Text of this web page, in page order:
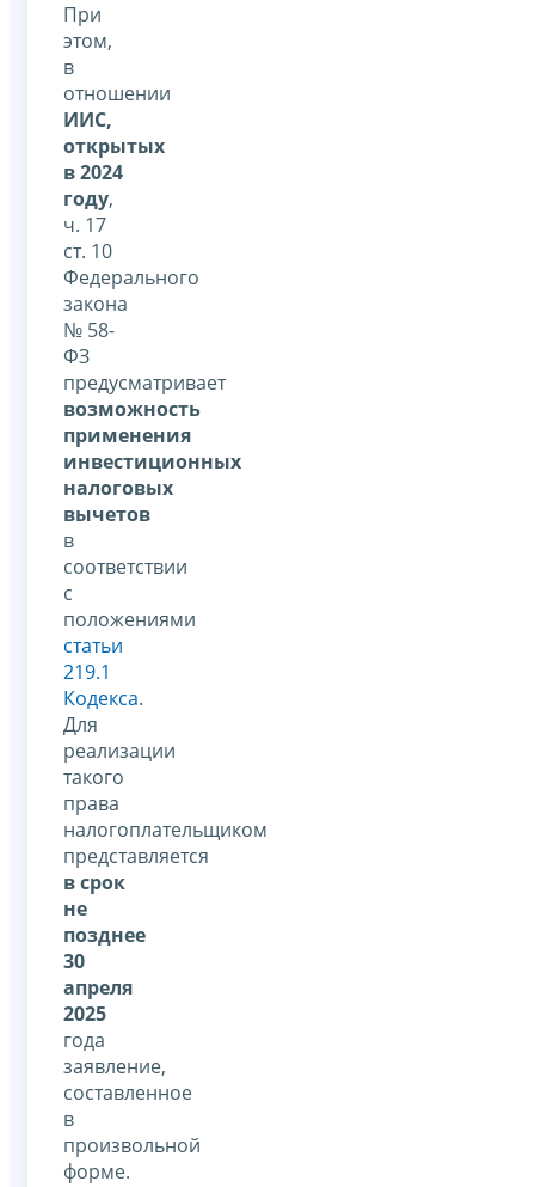
При
этом,
в
отношении
ИИС,
открытых
в 2024
году,
ч. 17
ст. 10
Федерального
закона
№ 58-
ФЗ
предусматривает
возможность
применения
инвестиционных
налоговых
вычетов
в
соответствии
с
положениями
статьи
219.1
Кодекса.
Для
реализации
такого
права
налогоплательщиком
представляется
в срок
не
позднее
30
апреля
2025
года
заявление,
составленное
в
произвольной
форме.